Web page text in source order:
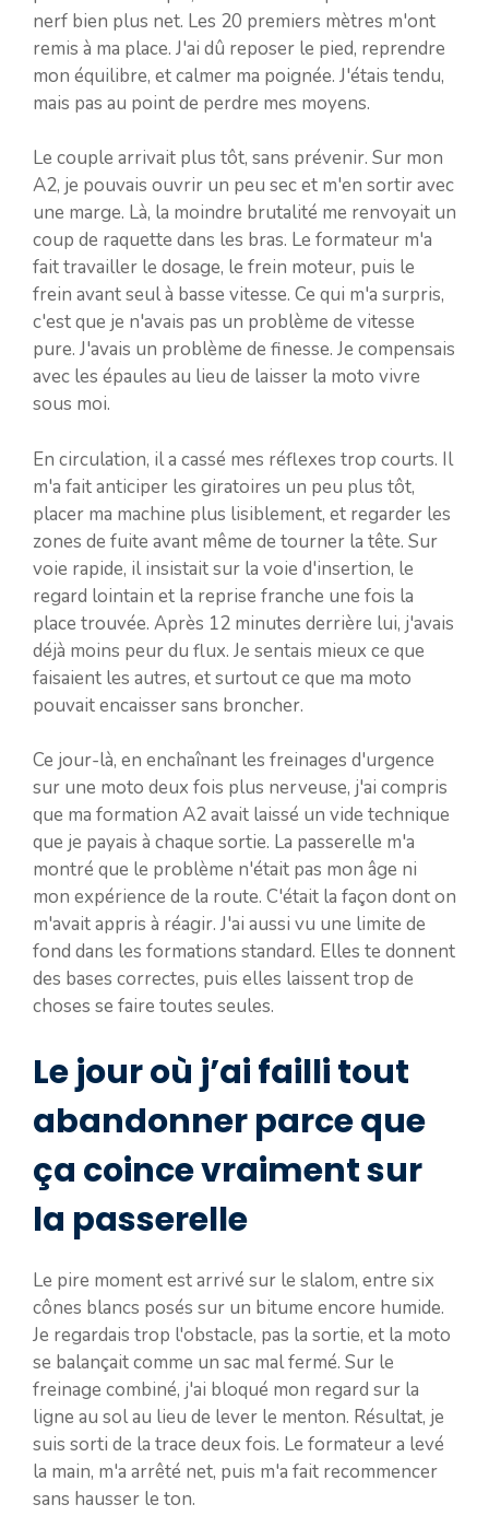
nerf bien plus net. Les 20 premiers mètres m'ont
remis à ma place. J'ai dû reposer le pied, reprendre
mon équilibre, et calmer ma poignée. J'étais tendu,
mais pas au point de perdre mes moyens.
Le couple arrivait plus tôt, sans prévenir. Sur mon
A2, je pouvais ouvrir un peu sec et m'en sortir avec
une marge. Là, la moindre brutalité me renvoyait un
coup de raquette dans les bras. Le formateur m'a
fait travailler le dosage, le frein moteur, puis le
frein avant seul à basse vitesse. Ce qui m'a surpris,
c'est que je n'avais pas un problème de vitesse
pure. J'avais un problème de finesse. Je compensais
avec les épaules au lieu de laisser la moto vivre
sous moi.
En circulation, il a cassé mes réflexes trop courts. Il
m'a fait anticiper les giratoires un peu plus tôt,
placer ma machine plus lisiblement, et regarder les
zones de fuite avant même de tourner la tête. Sur
voie rapide, il insistait sur la voie d'insertion, le
regard lointain et la reprise franche une fois la
place trouvée. Après 12 minutes derrière lui, j'avais
déjà moins peur du flux. Je sentais mieux ce que
faisaient les autres, et surtout ce que ma moto
pouvait encaisser sans broncher.
Ce jour-là, en enchaînant les freinages d'urgence
sur une moto deux fois plus nerveuse, j'ai compris
que ma formation A2 avait laissé un vide technique
que je payais à chaque sortie. La passerelle m'a
montré que le problème n'était pas mon âge ni
mon expérience de la route. C'était la façon dont on
m'avait appris à réagir. J'ai aussi vu une limite de
fond dans les formations standard. Elles te donnent
des bases correctes, puis elles laissent trop de
choses se faire toutes seules.
Le jour où j’ai failli tout
abandonner parce que
ça coince vraiment sur
la passerelle
Le pire moment est arrivé sur le slalom, entre six
cônes blancs posés sur un bitume encore humide.
Je regardais trop l'obstacle, pas la sortie, et la moto
se balançait comme un sac mal fermé. Sur le
freinage combiné, j'ai bloqué mon regard sur la
ligne au sol au lieu de lever le menton. Résultat, je
suis sorti de la trace deux fois. Le formateur a levé
la main, m'a arrêté net, puis m'a fait recommencer
sans hausser le ton.